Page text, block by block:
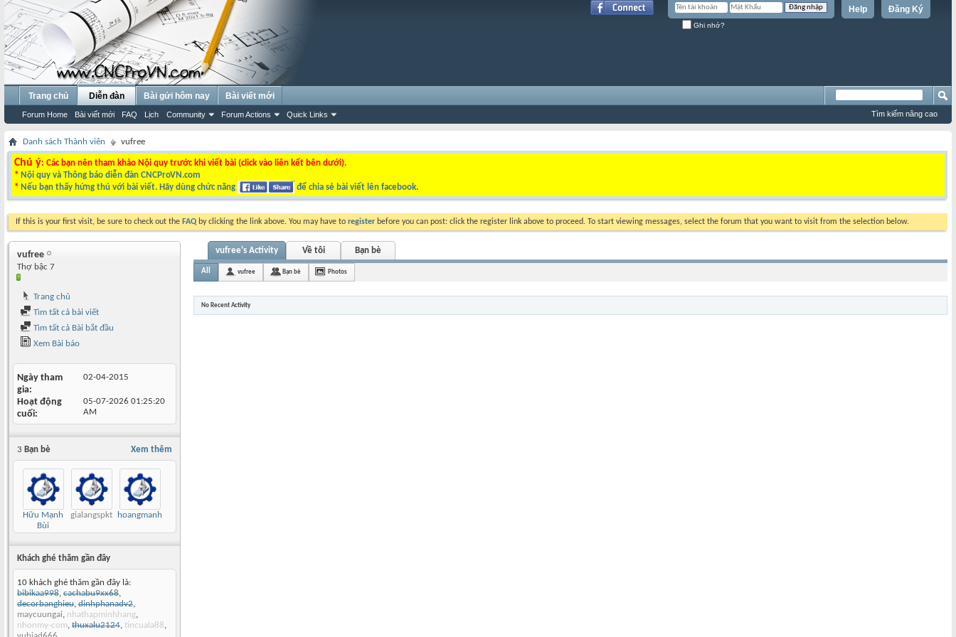
Đăng Ký
Help
Ghi nhớ?
Trang chủ Diễn đàn
Forum Home Bài viết mới FAQ Lịch Community Forum Actions Quick Links
Bài gửi hôm nay Bài viết mới
Tìm kiếm nâng cao
Danh sách Thành viên vufree
Chú ý: Các bạn nên tham khảo Nội quy trước khi viết bài (click vào liên kết bên dưới).
* Nội quy và Thông báo diễn đàn CNCProVN.com
* Nếu bạn thấy hứng thú với bài viết. Hãy dùng chức năng để chia sẻ bài viết lên facebook.
If this is your first visit, be sure to check out the FAQ by clicking the link above. You may have to register before you can post: click the register link above to proceed. To start viewing messages, select the forum that you want to visit from the selection below.
vufree
Thợ bậc 7
Trang chủ
Tìm tất cả bài viết
Tìm tất cả Bài bắt đầu
Xem Bài báo
Ngày tham
gia
02-04-2015
Hoạt động
cuối
05-07-2026 01:25:20
AM
Xem thêm
3 Bạn bè
Hữu Mạnh
Bùi
gialangspkt hoangmanh
Khách ghé thăm gần đây
10 khách ghé thăm gần đây là:
bibikaa998, cachabu9xx68,
decorbanghieu, dinhphanadv2,
maycuungai, nhathapminhhang,
nhonmy-com, thuxalu2124, tincuala88,
vufree's Activity Về tôi Bạn bè
All vufree Bạn bè Photos
No Recent Activity